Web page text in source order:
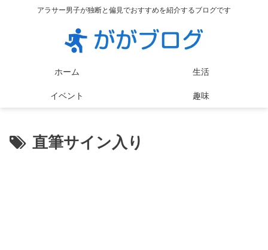
アラサー男子が独断と偏見でおすすめを紹介するブログです
ホーム 生活
イベント 趣味
直筆サイン入り